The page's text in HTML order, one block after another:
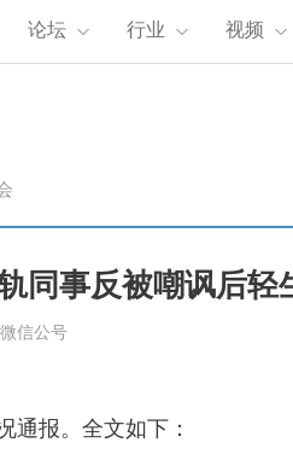
论坛 行业 视频
同事反被嘲讽后轻
信公号
报。全文如下：